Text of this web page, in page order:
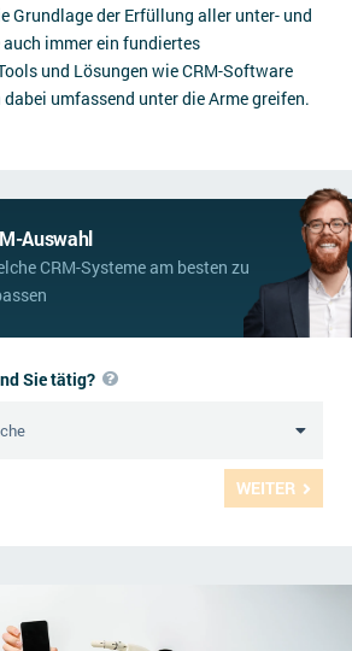
Grundlage der Erfüllung aller unter- und
immer ein fundiertes
und Lösungen wie CRM-Software
umfassend unter die Arme greifen.
Auswahl
CRM-Systeme am besten zu
WEITER
Sie tätig?